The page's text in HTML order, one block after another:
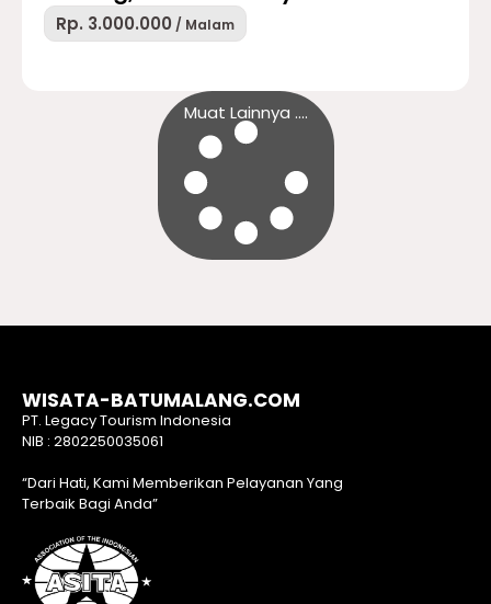
Rp. 3.000.000 / Malam
Muat Lainnya ....
WISATA-BATUMALANG.COM
PT. Legacy Tourism Indonesia
NIB : 2802250035061
“Dari Hati, Kami Memberikan Pelayanan Yang
Terbaik Bagi Anda”